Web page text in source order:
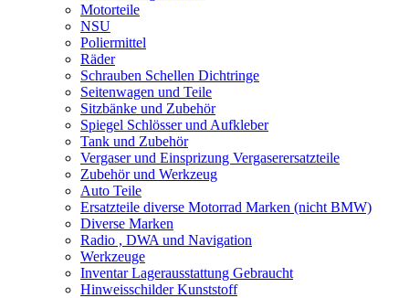
Motorteile
NSU
Poliermittel
Räder
Schrauben Schellen Dichtringe
Seitenwagen und Teile
Sitzbänke und Zubehör
Spiegel Schlösser und Aufkleber
Tank und Zubehör
Vergaser und Einsprizung Vergaserersatzteile
Zubehör und Werkzeug
Auto Teile
Ersatzteile diverse Motorrad Marken (nicht BMW)
Diverse Marken
Radio , DWA und Navigation
Werkzeuge
Inventar Lagerausstattung Gebraucht
Hinweisschilder Kunststoff